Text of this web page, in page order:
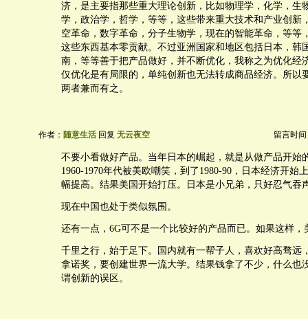
济，是主要指那些重大理论创新，比如物理学，化学，生
学，政治学，哲学，等等，这些带来重大技术和产业创新
空革命，数字革命，分子生物学，现在的智能革命，等等
这些东西基本零贡献。不过亚洲国家和地区包括日本，韩
南，等等善于把产品做好，并不断优化，我称之为优化经
仅优化是有局限的，单纯创新也无法转成商品经济。所以
两者兼而有之。
作者： 随意生活 回复 无云夜空 留言时间
不要小看做好产品。当年日本的崛起，就是从做产品开始
1960-1970年代被美欧嘲笑，到了1980-90，日本经济开始
幅提高。结果美国开始打压。日本是小兄弟，只好忍气吞
现在中国也处于类似氛围。
还有一点，6G可不是一个比较好的产品而已。如果这样，
千里之行，始于足下。国内就有一帮子人，喜欢好高骛远
拿诺奖，要创建世界一流大学。结果钱拿了不少，什么也
谓创新的误区。